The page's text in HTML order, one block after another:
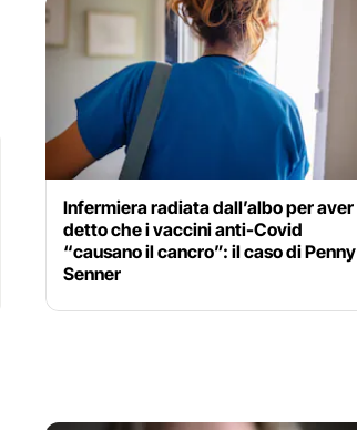
Infermiera radiata dall’albo per aver
detto che i vaccini anti-Covid
“causano il cancro”: il caso di Penny
Senner